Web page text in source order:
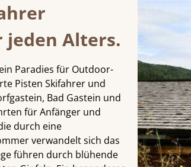
Alters.
Paradies für Outdoor-
Pisten Skifahrer und
Bad Gastein und
für Anfänger und
durch eine
verwandelt sich das
führen durch blühende